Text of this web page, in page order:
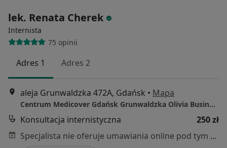
lek. Renata Cherek
Internista
75 opinii
Adres 1 Adres 2
aleja Grunwaldzka 472A, Gdańsk • Mapa
Centrum Medicover Gdańsk Grunwaldzka Olivia Business Center
Konsultacja internistyczna
250 zł
Specjalista nie oferuje umawiania online pod tym adresem.